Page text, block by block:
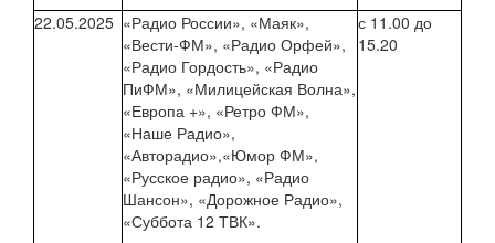
22.05.2025 «Радио России», «Маяк»,
«Вести-ФМ», «Радио Орфей»,
«Радио Гордость», «Радио
ПиФМ», «Милицейская Волна»,
«Европа +», «Ретро ФМ»,
«Наше Радио»,
«Авторадио»,«Юмор ФМ»,
«Русское радио», «Радио
Шансон», «Дорожное Радио»,
«Суббота 12 ТВК».
с 11.00 до
15.20